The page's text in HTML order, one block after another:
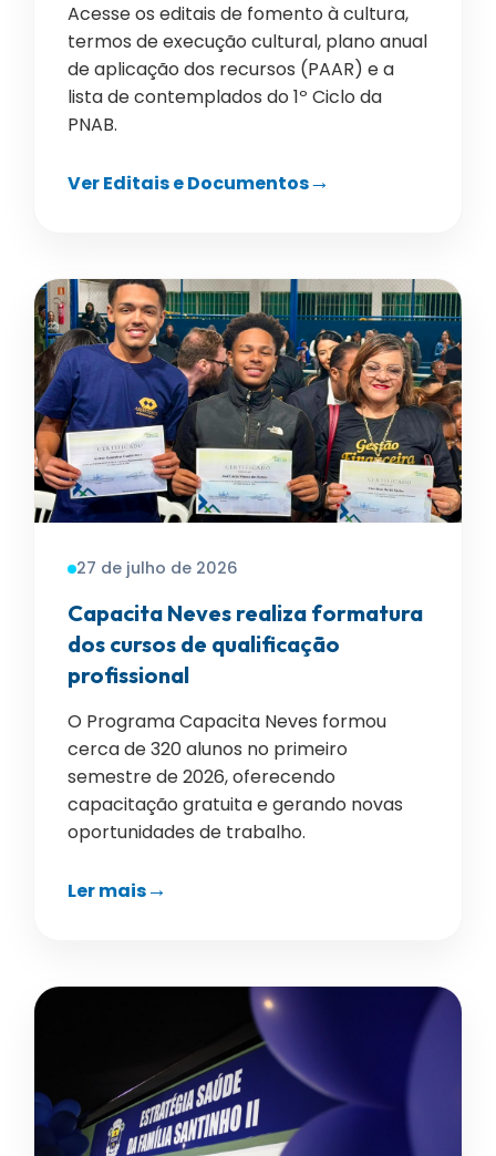
Acesse os editais de fomento à cultura,
termos de execução cultural, plano anual
de aplicação dos recursos (PAAR) e a
lista de contemplados do 1º Ciclo da
PNAB.
Ver Editais e Documentos
27 de julho de 2026
Capacita Neves realiza formatura
dos cursos de qualificação
profissional
O Programa Capacita Neves formou
cerca de 320 alunos no primeiro
semestre de 2026, oferecendo
capacitação gratuita e gerando novas
oportunidades de trabalho.
Ler mais